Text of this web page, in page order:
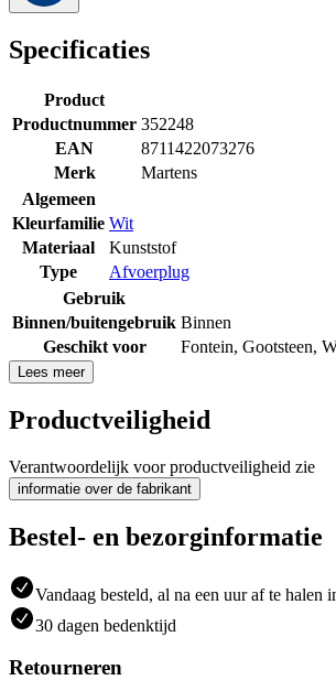
Specificaties
Product
Productnummer 352248
EAN
8711422073276
Merk
Martens
Algemeen
Kleurfamilie Wit
Materiaal
Kunststof
Type
Afvoerplug
Gebruik
Binnen/buitengebruik Binnen
Geschikt voor
Fontein, Gootsteen,
Lees meer
Productveiligheid
Verantwoordelijk voor productveiligheid zie
informatie over de fabrikant
Bestel- en bezorginformatie
Vandaag besteld, al na een uur af te halen
30 dagen bedenktijd
Retourneren